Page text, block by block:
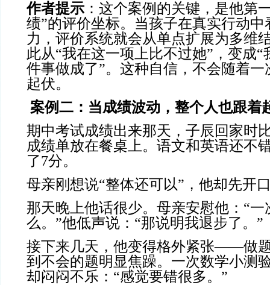
作者提示 ：这个案例的关键，是他第
绩”的评价坐标。当孩子在真实行动
力，评价系统就会从单点扩展为多维
此从“我在这一项上比不过她”，变成
件事做成了”。这种自信，不会随着
起伏。
案例二：当成绩波动，整个人也跟着
期中考试成绩出来那天，子辰回家时
成绩单放在餐桌上。语文和英语还不
了7分。
母亲刚想说“整体还可以”，他却先开
那天晚上他话很少。母亲安慰他：“
么。”他低声说：“那说明我退步了。”
接下来几天，他变得格外紧张——做
到不会的题明显焦躁。一次数学小测
却闷闷不乐：“感觉要错很多。”